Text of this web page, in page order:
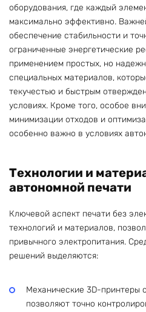
оборудования, где каждый
максимально эффективно.
обеспечение стабильности и
ограниченные энергетические
применением простых, но
специальных материалов,
текучестью и быстрым
условиях. Кроме того, особое
минимизации отходов и
особенно важно в условиях
Технологии и
автономной печати
Ключевой аспект печати без
технологий и материалов,
привычного электропитания.
решений выделяются:
Механические 3D-принтеры
позволяют точно